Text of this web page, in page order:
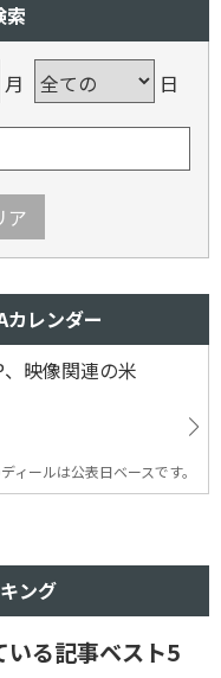
索
月 日
ア
レンダー
映像関連の米
ィールは公表日ベースです。
ング
いる記事ベスト5